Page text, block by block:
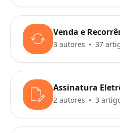
Venda e
3 autores 37
Assinatura
2 autores 3